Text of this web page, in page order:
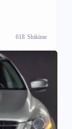
618 Shikime